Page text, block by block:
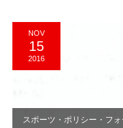
NOV
15
2016
スポーツ・ポリシー・フ